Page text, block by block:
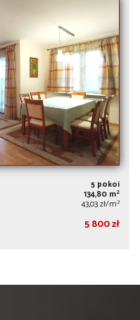
5 pokoi
134,80 m2
43,03 zł/m2
5 800 zł